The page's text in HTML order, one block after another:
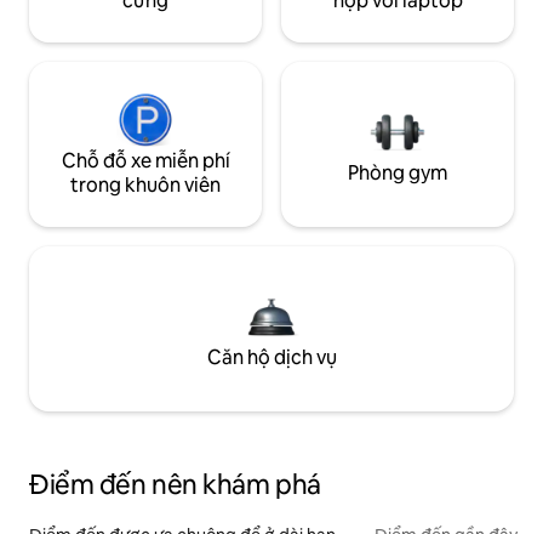
Chỗ đỗ xe miễn phí
trong khuôn viên
Phòng gym
Căn hộ dịch vụ
Điểm đến nên khám phá